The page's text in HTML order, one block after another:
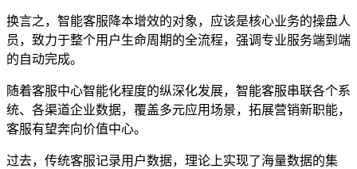
换言之，智能客服降本增效的对象，应该是核心业务的操盘人
员，致力于整个用户生命周期的全流程，强调专业服务端到端
的自动完成。
随着客服中心智能化程度的纵深化发展，智能客服串联各个系
统、各渠道企业数据，覆盖多元应用场景，拓展营销新职能，
客服有望奔向价值中心。
过去，传统客服记录用户数据，理论上实现了海量数据的集